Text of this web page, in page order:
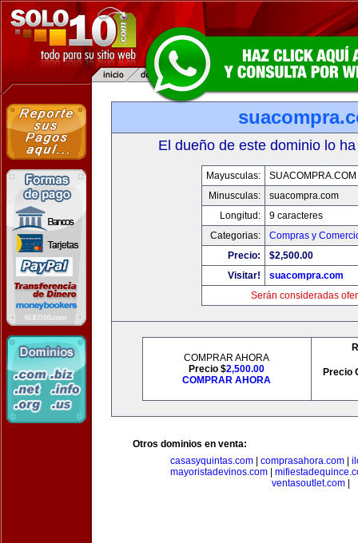
El dueño de este dominio lo
Mayusculas:
SUACOMPRA.COM
Minusculas:
suacompra.com
Longitud:
9 caracteres
Categorias:
Compras y
Precio:
$2,500.00
Visitar!
suacompra.com
Serán consideradas
COMPRAR AHORA
Precio $2,500.00
COMPRAR AHORA
Precio
Otros dominios en venta:
casasyquintas.com| comprasahora.com|
mayoristadevinos.com
ventasoutlet.com